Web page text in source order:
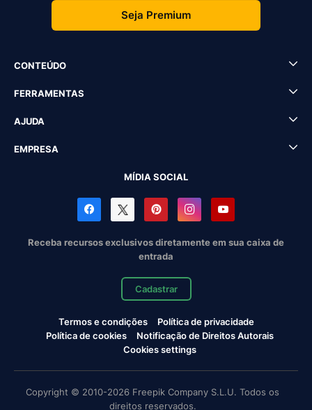
Seja Premium
CONTEÚDO
FERRAMENTAS
AJUDA
EMPRESA
MÍDIA SOCIAL
Receba recursos exclusivos diretamente em sua caixa de
entrada
Cadastrar
Termos e condições
Política de privacidade
Política de cookies
Notificação de Direitos Autorais
Cookies settings
Copyright © 2010-2026 Freepik Company S.L.U. Todos os
direitos reservados.